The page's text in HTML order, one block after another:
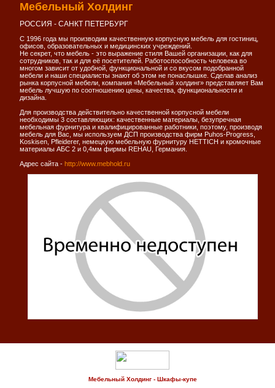
Мебельный Холдинг
РОССИЯ - САНКТ ПЕТЕРБУРГ
С 1996 года мы производим качественную корпусную мебель для гостиниц,
офисов, образовательных и медицинских учреждений.
Не секрет, что мебель - это выражение стиля Вашей организации, как для
сотрудников, так и для её посетителей. Работоспособность человека во
многом зависит от удобной, функциональной и со вкусом подобранной
мебели и наши специалисты знают об этом не понаслышке. Сделав анализ
рынка корпусной мебели, компания «Мебельный холдинг» представляет Вам
мебель лучшую по соотношению цены, качества, функциональности и
дизайна.
Для производства действительно качественной корпусной мебели
необходимы 3 составляющих: качественные материалы, безупречная
мебельная фурнитура и квалифицированные работники, поэтому, производя
мебель для Вас, мы используем ДСП производства фирм Puhos-Progress,
Koskisen, Pfleiderer, немецкую мебельную фурнитуру HETTICH и кромочные
материалы АБС 2 и 0,4мм фирмы REHAU, Германия.
Адрес сайта - http://www.mebhold.ru
Мебельный Холдинг - Шкафы-купе